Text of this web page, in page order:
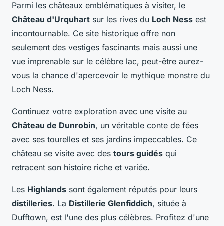
Parmi les châteaux emblématiques à visiter, le
Château d'Urquhart sur les rives du Loch Ness est
incontournable. Ce site historique offre non
seulement des vestiges fascinants mais aussi une
vue imprenable sur le célèbre lac, peut-être aurez-
vous la chance d'apercevoir le mythique monstre du
Loch Ness.
Continuez votre exploration avec une visite au
Château de Dunrobin, un véritable conte de fées
avec ses tourelles et ses jardins impeccables. Ce
château se visite avec des tours guidés qui
retracent son histoire riche et variée.
Les Highlands sont également réputés pour leurs
distilleries. La Distillerie Glenfiddich, située à
Dufftown, est l'une des plus célèbres. Profitez d'une